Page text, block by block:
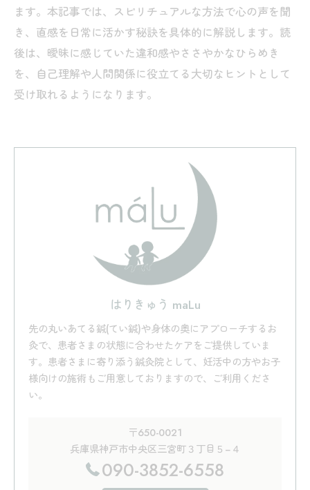
ます。本記事では、スピリチュアルな方法で心の声を聞
き、直感を日常に活かす秘訣を具体的に解説します。読
後は、曖昧に感じていた違和感やささやかなひらめき
を、自己理解や人間関係に役立てる大切なヒントとして
受け取れるようになります。
はりきゅう maLu
先の丸いあてる鍼(てい鍼)や身体の奥にアプローチするお
灸で、患者さまの状態に合わせたケアをご提供していま
す。患者さまに寄り添う鍼灸院として、妊活中の方やお子
様向けの施術もご用意しておりますので、ご利用くださ
い。
〒650-0021
兵庫県神戸市中央区三宮町３丁目５−４
090-3852-6558